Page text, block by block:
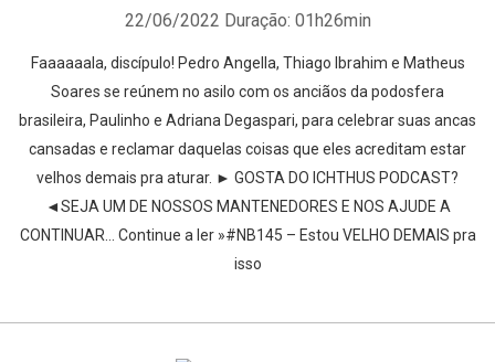
22/06/2022 Duração: 01h26min
Faaaaaala, discípulo! Pedro Angella, Thiago Ibrahim e Matheus
Soares se reúnem no asilo com os anciãos da podosfera
brasileira, Paulinho e Adriana Degaspari, para celebrar suas ancas
cansadas e reclamar daquelas coisas que eles acreditam estar
velhos demais pra aturar. ► GOSTA DO ICHTHUS PODCAST?
◄SEJA UM DE NOSSOS MANTENEDORES E NOS AJUDE A
CONTINUAR… Continue a ler »#NB145 – Estou VELHO DEMAIS pra
isso